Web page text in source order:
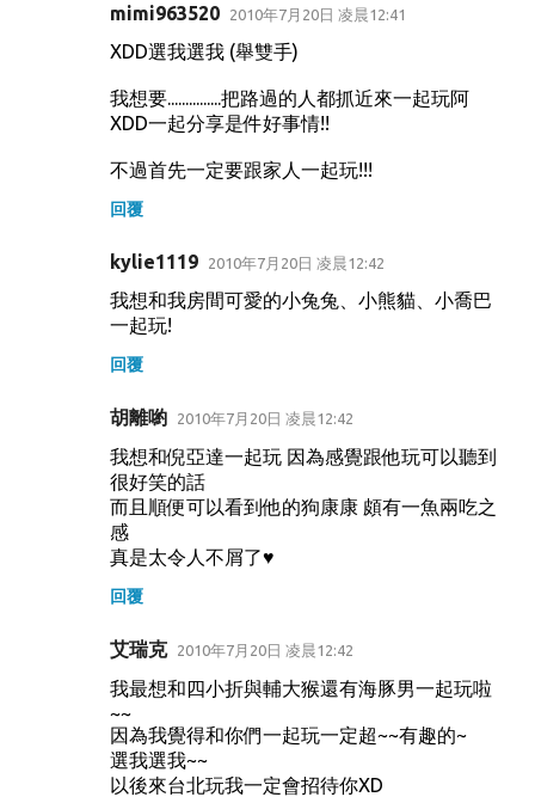
mimi963520 2010年7月20日 凌晨12:41
XDD選我選我 (舉雙手)
我想要...............把路過的人都抓近來一起玩阿
XDD一起分享是件好事情!!
不過首先一定要跟家人一起玩!!!
回覆
kylie1119 2010年7月20日 凌晨12:42
我想和我房間可愛的小兔兔、小熊貓、小喬巴
一起玩!
回覆
胡離喲 2010年7月20日 凌晨12:42
我想和倪亞達一起玩 因為感覺跟他玩可以聽到
很好笑的話
而且順便可以看到他的狗康康 頗有一魚兩吃之
感
真是太令人不屑了♥
回覆
艾瑞克 2010年7月20日 凌晨12:42
我最想和四小折與輔大猴還有海豚男一起玩啦
~~
因為我覺得和你們一起玩一定超~~有趣的~
選我選我~~
以後來台北玩我一定會招待你XD